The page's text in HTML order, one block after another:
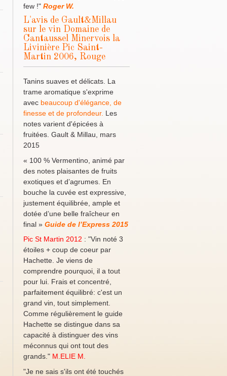
few !" Roger W.
L'avis de Gault&Millau
sur le vin Domaine de
Cantaussel Minervois la
Livinière Pic Saint-
Martin 2006, Rouge
Tanins suaves et délicats. La
trame aromatique s'exprime
avecbeaucoup d'élégance, de
finesse et de profondeur. Les
notes varient d'épicées à
fruitées. Gault & Millau, mars
2015
« 100 % Vermentino, animé par
des notes plaisantes de fruits
exotiques et d’agrumes. En
bouche la cuvée est expressive,
justement équilibrée, ample et
dotée d’une belle fraîcheur en
final » Guide de l’Express 2015
Pic St Martin 2012 : "Vin noté 3
étoiles + coup de coeur par
Hachette. Je viens de
comprendre pourquoi, il a tout
pour lui. Frais et concentré,
parfaitement équilibré: c'est un
grand vin, tout simplement.
Comme régulièrement le guide
Hachette se distingue dans sa
capacité à distinguer des vins
méconnus qui ont tout des
grands." M.ELIE M.
"Je ne sais s'ils ont été touchés